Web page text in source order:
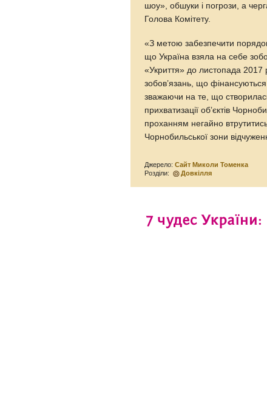
шоу», обшуки і погрози, а
Голова Комітету.
«З метою забезпечити
що Україна взяла на себе
«Укриття» до листопада 2017
зобов’язань, що
зважаючи на те, що
прихватизації об’єктів
проханням негайно
Чорнобильської зони
Джерело:Сайт Миколи Томенка
Розділи:
Довкілля